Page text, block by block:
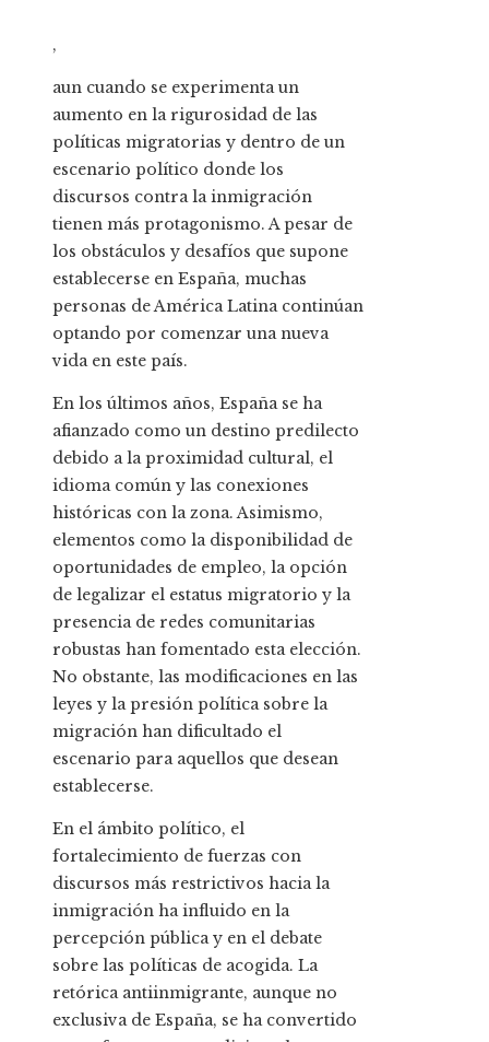
,
aun cuando se experimenta un
aumento en la rigurosidad de las
políticas migratorias y dentro de un
escenario político donde los
discursos contra la inmigración
tienen más protagonismo. A pesar de
los obstáculos y desafíos que supone
establecerse en España, muchas
personas de América Latina continúan
optando por comenzar una nueva
vida en este país.
En los últimos años, España se ha
afianzado como un destino predilecto
debido a la proximidad cultural, el
idioma común y las conexiones
históricas con la zona. Asimismo,
elementos como la disponibilidad de
oportunidades de empleo, la opción
de legalizar el estatus migratorio y la
presencia de redes comunitarias
robustas han fomentado esta elección.
No obstante, las modificaciones en las
leyes y la presión política sobre la
migración han dificultado el
escenario para aquellos que desean
establecerse.
En el ámbito político, el
fortalecimiento de fuerzas con
discursos más restrictivos hacia la
inmigración ha influido en la
percepción pública y en el debate
sobre las políticas de acogida. La
retórica antiinmigrante, aunque no
exclusiva de España, se ha convertido